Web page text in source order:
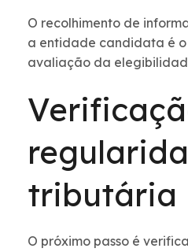
O recolhimento de
a entidade candidata é o
avaliação da
tributária
O próximo passo é